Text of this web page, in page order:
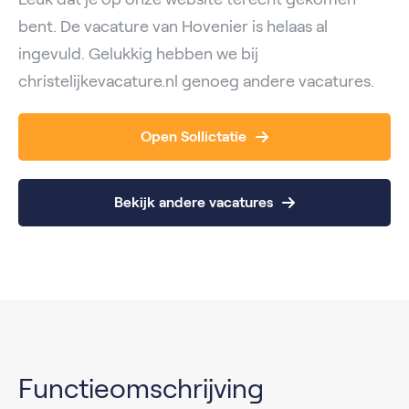
bent. De vacature van Hovenier is helaas al
ingevuld. Gelukkig hebben we bij
christelijkevacature.nl genoeg andere vacatures.
Open Sollictatie
Bekijk andere vacatures
Functieomschrijving